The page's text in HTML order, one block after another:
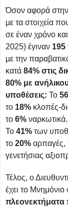
Όσον αφορά
με τα στοιχεία
σε έναν χρόνο
2025) έγιναν 195
με την
κατά 84% στις
80% με
υποθέσεις: Το
το 18% κλοπές-
το 6%
Το 41% των
το 20% αρπαγές,
γενετήσιας
Τέλος, ο
έχει το Μνημόνιο
πλεονεκτήματα